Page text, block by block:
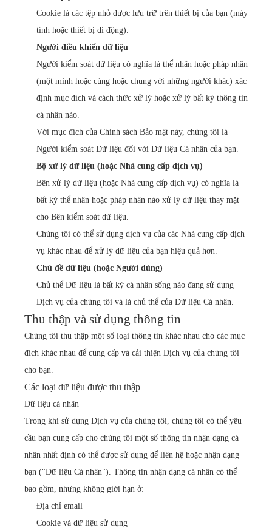
Cookie là các tệp nhỏ được lưu trữ trên thiết bị của bạn (máy
tính hoặc thiết bị di động).
Người điều khiển dữ liệu
Người kiểm soát dữ liệu có nghĩa là thể nhân hoặc pháp nhân
(một mình hoặc cùng hoặc chung với những người khác) xác
định mục đích và cách thức xử lý hoặc xử lý bất kỳ thông tin
cá nhân nào.
Với mục đích của Chính sách Bảo mật này, chúng tôi là
Người kiểm soát Dữ liệu đối với Dữ liệu Cá nhân của bạn.
Bộ xử lý dữ liệu (hoặc Nhà cung cấp dịch vụ)
Bên xử lý dữ liệu (hoặc Nhà cung cấp dịch vụ) có nghĩa là
bất kỳ thể nhân hoặc pháp nhân nào xử lý dữ liệu thay mặt
cho Bên kiểm soát dữ liệu.
Chúng tôi có thể sử dụng dịch vụ của các Nhà cung cấp dịch
vụ khác nhau để xử lý dữ liệu của bạn hiệu quả hơn.
Chủ đề dữ liệu (hoặc Người dùng)
Chủ thể Dữ liệu là bất kỳ cá nhân sống nào đang sử dụng
Dịch vụ của chúng tôi và là chủ thể của Dữ liệu Cá nhân.
Thu thập và sử dụng thông tin
Chúng tôi thu thập một số loại thông tin khác nhau cho các mục
đích khác nhau để cung cấp và cải thiện Dịch vụ của chúng tôi
cho bạn.
Các loại dữ liệu được thu thập
Dữ liệu cá nhân
Trong khi sử dụng Dịch vụ của chúng tôi, chúng tôi có thể yêu
cầu bạn cung cấp cho chúng tôi một số thông tin nhận dạng cá
nhân nhất định có thể được sử dụng để liên hệ hoặc nhận dạng
bạn ("Dữ liệu Cá nhân"). Thông tin nhận dạng cá nhân có thể
bao gồm, nhưng không giới hạn ở:
Địa chỉ email
Cookie và dữ liệu sử dụng